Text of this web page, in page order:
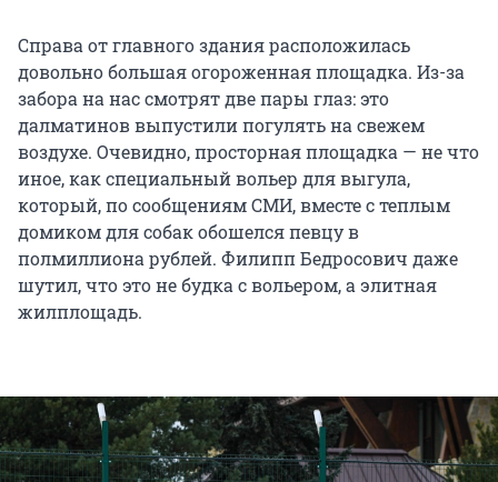
Справа от главного здания расположилась
довольно большая огороженная площадка. Из-за
забора на нас смотрят две пары глаз: это
далматинов выпустили погулять на свежем
воздухе. Очевидно, просторная площадка — не что
иное, как специальный вольер для выгула,
который, по сообщениям СМИ, вместе с теплым
домиком для собак обошелся певцу в
полмиллиона рублей. Филипп Бедросович даже
шутил, что это не будка с вольером, а элитная
жилплощадь.